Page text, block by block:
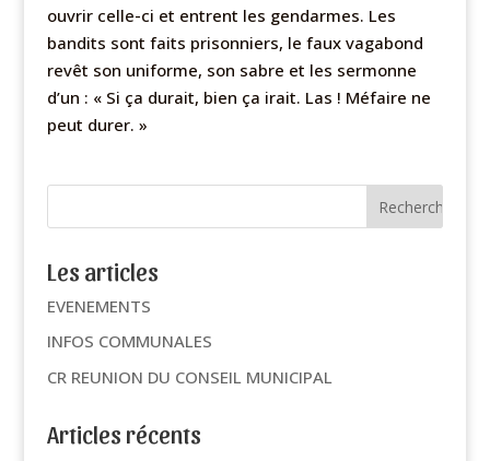
ouvrir celle-ci et entrent les gendarmes. Les
bandits sont faits prisonniers, le faux vagabond
revêt son uniforme, son sabre et les sermonne
d’un : « Si ça durait, bien ça irait. Las ! Méfaire ne
peut durer. »
Les articles
EVENEMENTS
INFOS COMMUNALES
CR REUNION DU CONSEIL MUNICIPAL
Articles récents